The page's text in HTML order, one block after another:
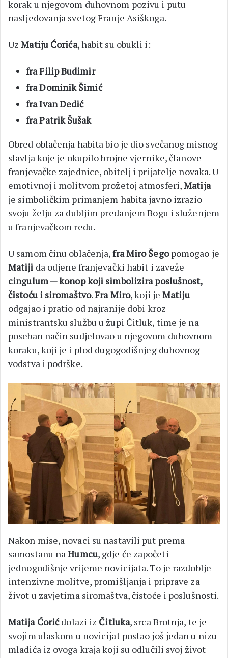
korak u njegovom duhovnom pozivu i putu
nasljedovanja svetog Franje Asiškoga.
UzMatiju Ćorića, habit su obukli i:
fra Filip Budimir
fra Dominik Šimić
fra Ivan Dedić
fra Patrik Šušak
Obred oblačenja habita bio je dio svečanog misnog
slavlja koje je okupilo brojne vjernike, članove
franjevačke zajednice, obitelj i prijatelje novaka. U
emotivnoj i molitvom prožetoj atmosferi,Matija
je simboličkim primanjem habita javno izrazio
svoju želju za dubljim predanjem Bogu i služenjem
u franjevačkom redu.
U samom činu oblačenja,fra Miro Šegopomogao je
Matiji da odjene franjevački habit i zaveže
cingulum — konop koji simbolizira poslušnost,
čistoću i siromaštvo.Fra Miro, koji jeMatiju
odgajao i pratio od najranije dobi kroz
ministrantsku službu u župi Čitluk, time je na
poseban način sudjelovao u njegovom duhovnom
koraku, koji je i plod dugogodišnjeg duhovnog
vodstva i podrške.
Nakon mise, novaci su nastavili put prema
samostanu naHumcu, gdje će započeti
jednogodišnje vrijeme novicijata. To je razdoblje
intenzivne molitve, promišljanja i priprave za
život u zavjetima siromaštva, čistoće i poslušnosti.
Matija Ćorićdolazi iz Čitluka, srca Brotnja, te je
svojim ulaskom u novicijat postao još jedan u nizu
mladića iz ovoga kraja koji su odlučili svoj život